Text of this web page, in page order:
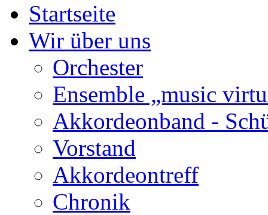
Startseite
Wir über uns
Orchester
Ensemble „music
Akkordeonband -
Vorstand
Akkordeontreff
Chronik